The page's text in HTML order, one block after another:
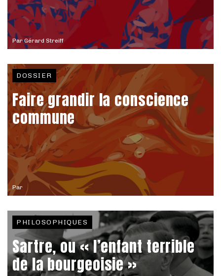
ParGérard Streiff
Par
DOSSIER
Faire grandir la conscience
commune
PHILOSOPHIQUES
Sartre, ou « l’enfant terrible
de la bourgeoisie »